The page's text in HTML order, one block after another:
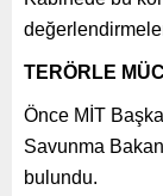
TERÖRLE
Önce MİT
Savunma
bulundu.